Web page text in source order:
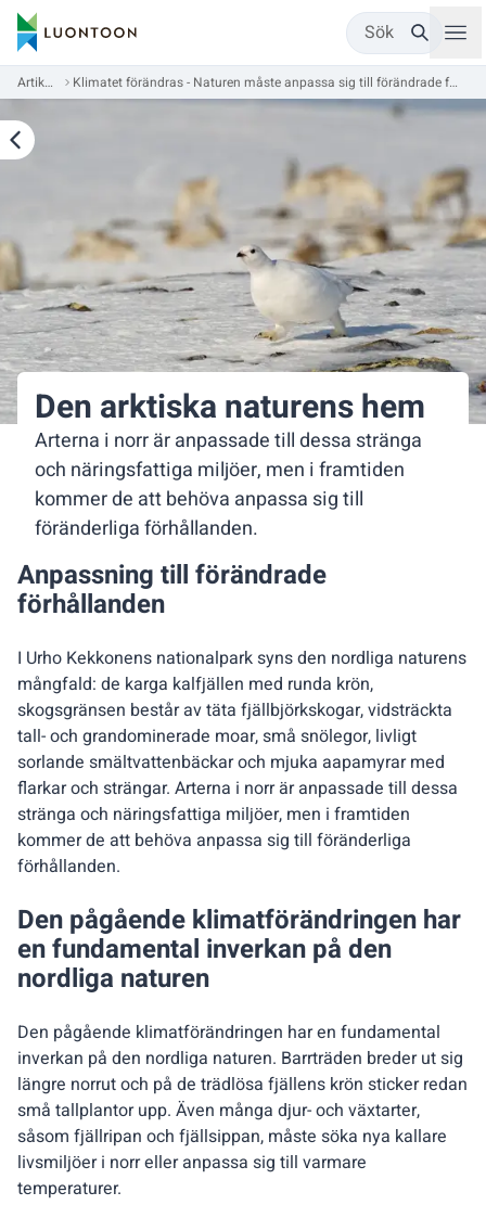
Sök
Artiklar Klimatet förändras - Naturen måste anpassa sig till förändrade förhållanden
Den arktiska naturens hem
Arterna i norr är anpassade till dessa stränga
och näringsfattiga miljöer, men i framtiden
kommer de att behöva anpassa sig till
föränderliga förhållanden.
Anpassning till förändrade
förhållanden
I Urho Kekkonens nationalpark syns den nordliga naturens
mångfald: de karga kalfjällen med runda krön,
skogsgränsen består av täta fjällbjörkskogar, vidsträckta
tall- och grandominerade moar, små snölegor, livligt
sorlande smältvattenbäckar och mjuka aapamyrar med
flarkar och strängar. Arterna i norr är anpassade till dessa
stränga och näringsfattiga miljöer, men i framtiden
kommer de att behöva anpassa sig till föränderliga
förhållanden.
Den pågående klimatförändringen har
en fundamental inverkan på den
nordliga naturen
Den pågående klimatförändringen har en fundamental
inverkan på den nordliga naturen. Barrträden breder ut sig
längre norrut och på de trädlösa fjällens krön sticker redan
små tallplantor upp. Även många djur- och växtarter,
såsom fjällripan och fjällsippan, måste söka nya kallare
livsmiljöer i norr eller anpassa sig till varmare
temperaturer.